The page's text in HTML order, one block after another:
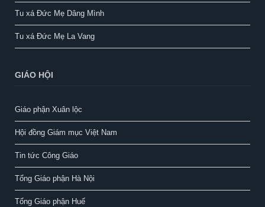
Tu xá Đức Mẹ Dâng Mình
Tu xá Đức Mẹ La Vang
GIÁO HỘI
Giáo phận Xuân lộc
Hội đồng Giám mục Việt Nam
Tin tức Công Giáo
Tổng Giáo phận Hà Nội
Tổng Giáo phận Huế